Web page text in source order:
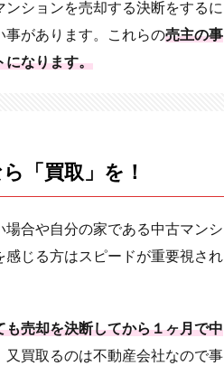
ションを売却する決断をするに
事があります。これらの売主の事
になります。
「買取」を！
合や自分の家である中古マンシ
感じる方はスピードが重要視され
も売却を決断してから１ヶ月で中
又買取るのは不動産会社なので事